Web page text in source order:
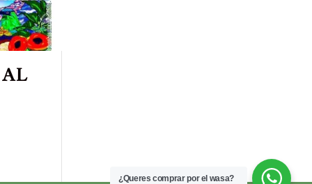
¿Queres comprar por el wasa?